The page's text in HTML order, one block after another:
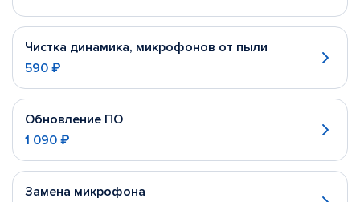
Чистка динамика, микрофонов от пыли
590 ₽
Обновление ПО
1 090 ₽
Замена микрофона